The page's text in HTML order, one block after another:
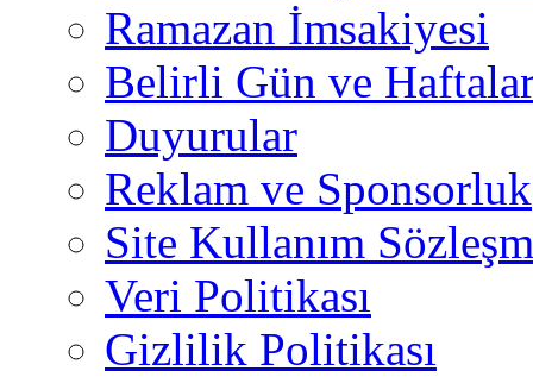
Ramazan İmsakiyesi
Belirli Gün ve
Duyurular
Reklam ve Sponsorluk
Site Kullanım
Veri Politikası
Gizlilik Politikası